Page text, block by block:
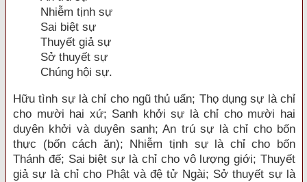
Nhiễm tịnh sự
Sai biệt sự
Thuyết giả sự
Sở thuyết sự
Chúng hội sự.
Hữu tình sự là chỉ cho ngũ thủ uẩn; Thọ dụng sự là chỉ
cho mười hai xứ; Sanh khởi sự là chỉ cho mười hai
duyên khởi và duyên sanh; An trú sự là chỉ cho bốn
thực (bốn cách ăn); Nhiễm tịnh sự là chỉ cho bốn
Thánh đế; Sai biệt sự là chỉ cho vô lượng giới; Thuyết
giả sự là chỉ cho Phật và đệ tử Ngài; Sở thuyết sự là